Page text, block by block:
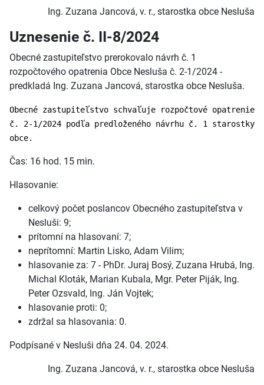
Ing. Zuzana Jancová, v. r., starostka obce Nesluša
Uznesenie č. II-8/2024
Obecné zastupiteľstvo prerokovalo návrh č. 1
rozpočtového opatrenia Obce Nesluša č. 2-1/2024 -
predkladá Ing. Zuzana Jancová, starostka obce Nesluša.
Obecné zastupiteľstvo schvaľuje rozpočtové opatrenie
č. 2-1/2024 podľa predloženého návrhu č. 1 starostky
obce.
Čas: 16 hod. 15 min.
Hlasovanie:
celkový počet poslancov Obecného zastupiteľstva v
Nesluši: 9;
prítomní na hlasovaní: 7;
neprítomní: Martin Lisko, Adam Vilim;
hlasovanie za: 7 - PhDr. Juraj Bosý, Zuzana Hrubá, Ing.
Michal Kloták, Marian Kubala, Mgr. Peter Piják, Ing.
Peter Ozsvald, Ing. Ján Vojtek;
hlasovanie proti: 0;
zdržal sa hlasovania: 0.
Podpísané v Nesluši dňa 24. 04. 2024.
Ing. Zuzana Jancová, v. r., starostka obce Nesluša